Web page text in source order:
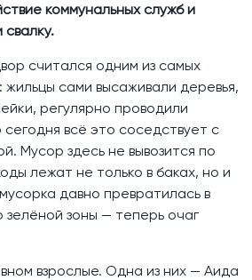
коммунальных служб и
считался одним из самых
жильцы сами высаживали деревья,
регулярно проводили
всё это соседствует с
Мусор здесь не вывозится по
лежат не только в баках, но и
давно превратилась в
зелёной зоны — теперь очаг
взрослые. Одна из них — Аида